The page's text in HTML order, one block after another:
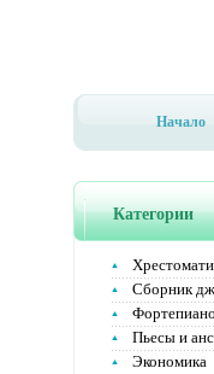
Начало
Категории
Сборник
Фортепиано
Пьесы и
Экономика